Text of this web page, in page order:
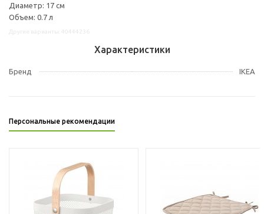
Диаметр: 17 см
Объем: 0.7 л
Характеристики
Бренд IKEA
Персональные рекомендации